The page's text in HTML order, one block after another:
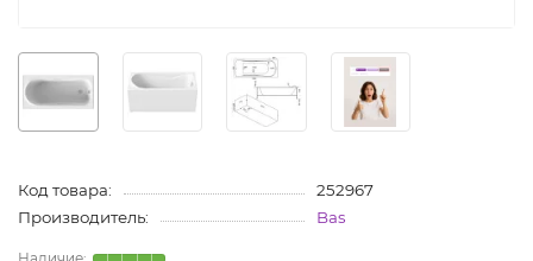
Код товара:
252967
Производитель:
Bas